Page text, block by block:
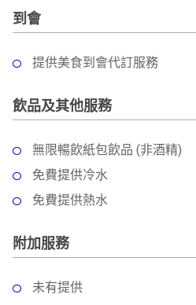
到會
提供美食到會代訂服務
飲品及其他服務
無限暢飲紙包飲品 (非酒精)
免費提供冷水
免費提供熱水
附加服務
未有提供